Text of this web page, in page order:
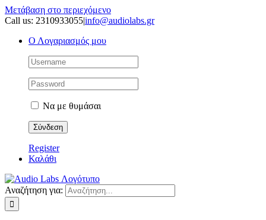
Μετάβαση στο περιεχόμενο
Call us: 2310933055|info@audiolabs.gr
Ο Λογαριασμός μου
Να με θυμάσαι
Register
Καλάθι
Αναζήτηση για: